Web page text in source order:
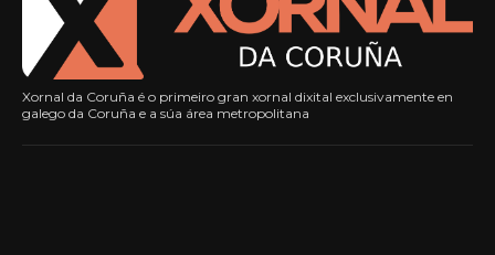
Xornal da Coruña é o primeiro gran xornal dixital exclusivamente en
galego da Coruña e a súa área metropolitana